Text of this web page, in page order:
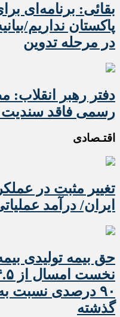
بقائی: برنامه‌ای
پاکستان نداریم/
در مرحله تدوین
دفتر رهبر انقلاب:
رسمی فاقد
اقتـصادی
تغییر مثبت در
ایران/ درآمد عملیاتی ۸۰ درصد رشد
حق بیمه تولیدی
۹۰ درصدی نسبت
گذشته